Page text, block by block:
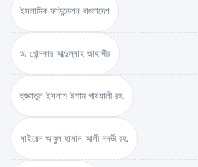
ইসলামিক ফাউন্ডেশন বাংলাদেশ
ড. খোন্দকার আব্দুল্লাহ জাহাঙ্গীর
হুজ্জাতুল ইসলাম ইমাম গাযযালী রহ.
সাইয়েদ আবুল হাসান আলী নদভী রহ.